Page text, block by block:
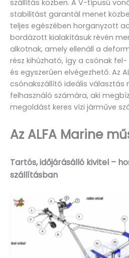
szállítás közben. A V-típusú
stabilitást garantál menet
teljes egészében horganyzott
bordázott kialakításuk révén
alkotnak, amely ellenáll a
rész kihúzható, így a csónak
és egyszerűen elvégezhető. Az
csónakszállító ideális választás
felhasználó számára, aki
megoldást keres vízi járműve
Az ALFA Marine
Tartós, időjárásálló kivitel –
szállításban